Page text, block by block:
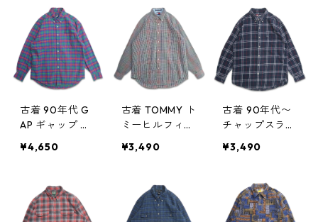
ック 表記：17
1/2 XL gd408
859n w60321
L gd408835n
w60319
ック 表記：M
gd408790n w
60314
古着 90年代 G
AP ギャップ OL
ドギャップ ボ
ツ 長袖シャツ
チェック表記：
L gd408789n
¥4,650
古着 TOMMY ト
ミーヒルフィガ
ンシャツ 長袖
ク 表記：M g
d408779n w6
0313
¥3,490
古着 90年代〜
チャップスラル
APS RALPH LAU
ネルシャツ フ
ランネル チェ
ック チェック
¥3,490